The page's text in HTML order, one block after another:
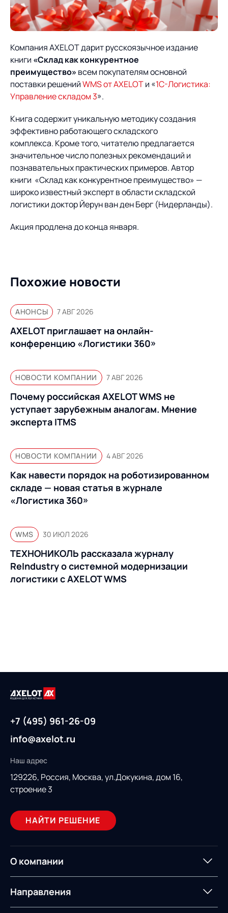
О компании
ИТ-аккредитация
Карьера
Партнеры
Импортозамещение
Продукты
Управление цепями
поставок
Управление складами
и транспортным парком
Интегрированное
планирование
Управление
контейнерным
терминалом
Оптимизация в цепях
поставок
Управление двором
консалтинг
Роботизация
Оборудование для склада
AXELOT AI
Услуги
Логистический
консалтинг
Автоматизация
процессов
Техническое оснащение
Постпроектное
сопровождение
Нетворкинг и обмен
Облачные сервисы
Формирование центров
компетенций
Пресс-центр
Мероприятия
Архив мероприятий
Проекты
Проекты
Контакты
Контакты
Академия
Предложение для
База знаний
Компания AXELOT дарит русскоязычное издание
книги «Склад как конкурентное
преимущество» всем покупателям основной
поставки решенийWMS от AXELOTи «1С-Логистика:
Управление складом 3».
Книга содержит уникальную методику создания
эффективно работающего складского
комплекса. Кроме того, читателю предлагается
значительное число полезных рекомендаций и
познавательных практических примеров. Автор
книги «Склад как конкурентное преимущество» —
широко известный эксперт в области складской
логистики доктор Йерун ван ден Берг (Нидерланды).
Акция продлена до конца января.
Похожие новости
АНОНСЫ 7 АВГ 2026
AXELOT приглашает на онлайн-
конференцию «Логистики 360»
НОВОСТИ КОМПАНИИ 7 АВГ 2026
Почему российская AXELOT WMS не
уступает зарубежным аналогам. Мнение
эксперта ITMS
НОВОСТИ КОМПАНИИ 4 АВГ 2026
Как навести порядок на роботизированном
складе — новая статья в журнале
«Логистика 360»
WMS 30 ИЮЛ 2026
ТЕХНОНИКОЛЬ рассказала журналу
ReIndustry о системной модернизации
логистики с AXELOT WMS
+7 (495) 961-26-09
info@axelot.ru
Наш адрес
129226, Россия, Москва, ул.Докукина, дом 16,
строение 3
НАЙТИ РЕШЕНИЕ
О компании
О компании
Направления